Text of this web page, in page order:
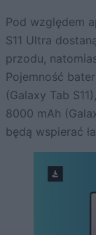
Pod względem
S11 Ultra
przodu,
Pojemność
(Galaxy Tab
8000 mAh
będą wspierać